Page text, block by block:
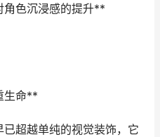
角色沉浸感的提升**
生命**
超越单纯的视觉装饰，它